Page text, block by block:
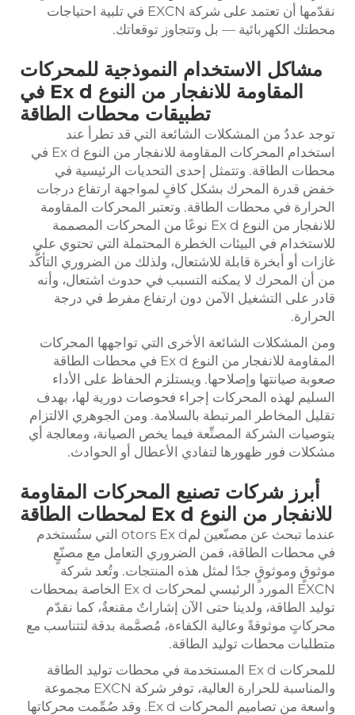
نقدّمها أن تعتمد على شركة EXCN في تلبية احتياجات
محطتك الكهربائية — بل وتتجاوز توقعاتك.
مشاكل الاستخدام النموذجية للمحركات
المقاومة للانفجار من النوع Ex d في
تطبيقات محطات الطاقة
توجد عددٌ من المشكلات الشائعة التي قد تطرأ عند
استخدام المحركات المقاومة للانفجار من النوع Ex d في
محطات الطاقة. وتتمثل إحدى التحديات الرئيسية في
خفض قدرة المحرك بشكل كافٍ لمواجهة ارتفاع درجات
الحرارة في محطات الطاقة. وتعتبر المحركات المقاومة
للانفجار من النوع Ex d نوعًا من المحركات المصممة
للاستخدام في البيئات الخطرة المحتملة التي تحتوي على
غازات أو أبخرة قابلة للاشتعال، ولذلك من الضروري التأكُّد
من أن المحرك لا يمكنه التسبب في حدوث اشتعال، وأنه
قادر على التشغيل الآمن دون ارتفاع مفرط في درجة
الحرارة.
ومن المشكلات الشائعة الأخرى التي تواجهها المحركات
المقاومة للانفجار من النوع Ex d في محطات الطاقة
صعوبة صيانتها وإصلاحها. ويستلزم الحفاظ على الأداء
السليم لهذه المحركات إجراء فحوصات دورية لها، بهدف
تقليل المخاطر المرتبطة بالسلامة. ومن الجوهري الالتزام
بتوصيات الشركة المصنِّعة فيما يخص الصيانة، ومعالجة أي
مشكلات فور ظهورها لتفادي الأعطال أو الحوادث.
أبرز شركات تصنيع المحركات المقاومة
للانفجار من النوع Ex d لمحطات الطاقة
عندما تبحث عن مصنّعين لمotors Ex d التي ستُستخدم
في محطات الطاقة، فمن الضروري التعامل مع مصنّعٍ
موثوقٍ وموثوقٍ جدًا لمثل هذه المنتجات. وتُعد شركة
EXCN المورد الرئيسي لمحركات Ex d الخاصة بمحطات
توليد الطاقة، ولدينا حتى الآن إشاراتٌ مقنعةٌ، كما نقدّم
محركاتٍ موثوقةً وعالية الكفاءة، مُصمَّمة بدقة لتتناسب مع
متطلبات محطات توليد الطاقة.
للمحركات Ex d المستخدمة في محطات توليد الطاقة
والمناسبة للحرارة العالية، توفر شركة EXCN مجموعة
واسعة من تصاميم المحركات Ex d. وقد صُمِّمت محركاتها